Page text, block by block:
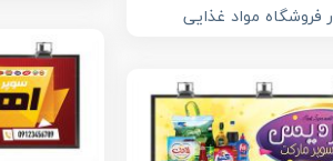
فروشگاه مواد غذایی